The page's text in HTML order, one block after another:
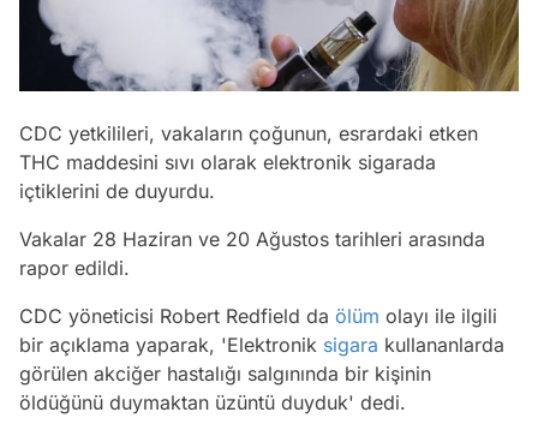
CDC yetkilileri, vakaların çoğunun, esrardaki etken
THC maddesini sıvı olarak elektronik sigarada
içtiklerini de duyurdu.
Vakalar 28 Haziran ve 20 Ağustos tarihleri arasında
rapor edildi.
CDC yöneticisi Robert Redfield da ölüm olayı ile ilgili
bir açıklama yaparak, 'Elektronik sigara kullananlarda
görülen akciğer hastalığı salgınında bir kişinin
öldüğünü duymaktan üzüntü duyduk' dedi.